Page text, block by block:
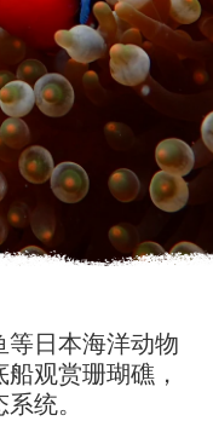
等日本海洋动物
观赏珊瑚礁，
统。